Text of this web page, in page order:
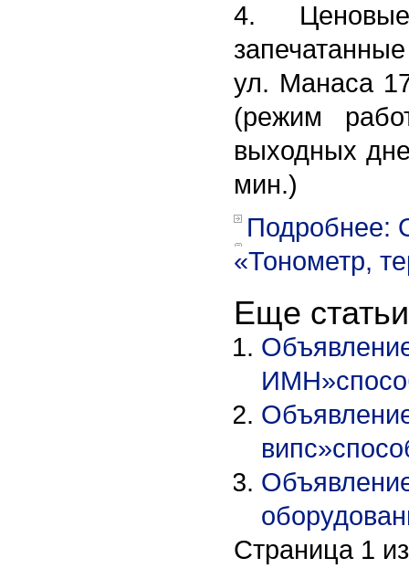
4. Ценовые
ул. Манаса
(режим
выходных
мин.)
Подробнее:
«Тонометр,
Еще
Страница 1